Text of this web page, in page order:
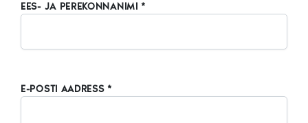
EES- JA PEREKONNANIMI *
E-POSTI AADRESS *